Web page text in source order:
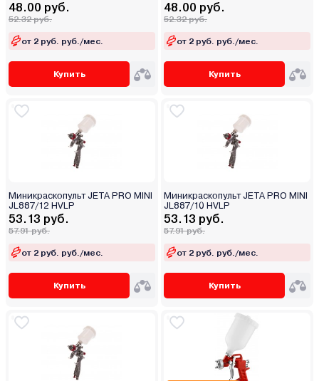
48.00 руб.
52.32 руб.
от 2 руб. руб./мес.
Купить
48.00 руб.
52.32 руб.
от 2 руб. руб./мес.
Купить
Миникраскопульт JETA PRO MINI
JL887/12 HVLP
53.13 руб.
57.91 руб.
от 2 руб. руб./мес.
Купить
Миникраскопульт JETA PRO MINI
JL887/10 HVLP
53.13 руб.
57.91 руб.
от 2 руб. руб./мес.
Купить